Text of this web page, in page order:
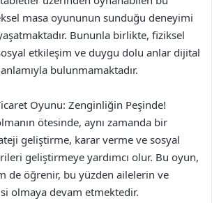
masa oyununun sunduğu deneyimi
Bununla birlikte, fiziksel
etkileşim ve duygu dolu anlar dijital
bulunmamaktadır.
Oyunu: Zenginliğin Peşinde!
ötesinde, aynı zamanda bir
geliştirme, karar verme ve sosyal
geliştirmeye yardımcı olur. Bu oyun,
de öğrenir, bu yüzden ailelerin ve
olmaya devam etmektedir.